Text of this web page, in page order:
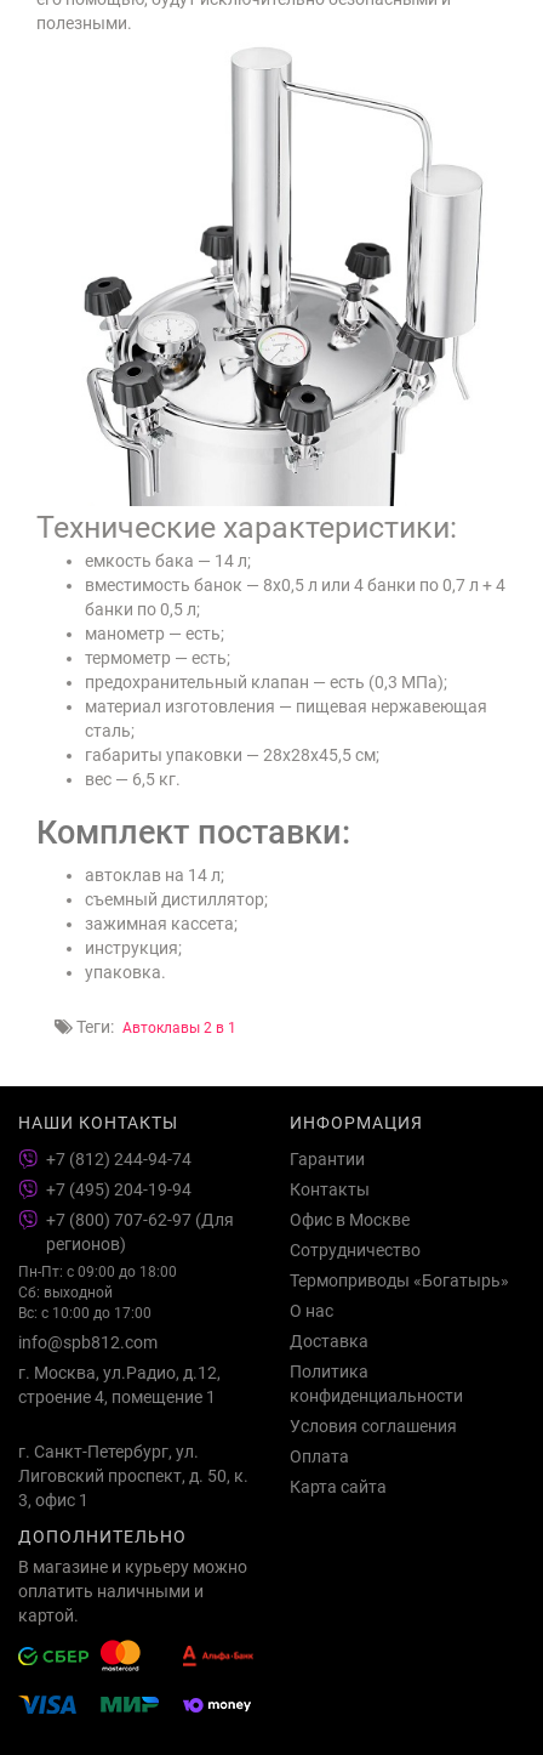
полезными.
Технические характеристики:
емкость бака — 14 л;
вместимость банок — 8х0,5 л или 4 банки по 0,7 л + 4
банки по 0,5 л;
манометр — есть;
термометр — есть;
предохранительный клапан — есть (0,3 МПа);
материал изготовления — пищевая нержавеющая
сталь;
габариты упаковки — 28х28х45,5 см;
вес — 6,5 кг.
Комплект поставки:
автоклав на 14 л;
съемный дистиллятор;
зажимная кассета;
инструкция;
упаковка.
Теги: Автоклавы 2 в 1
НАШИ КОНТАКТЫ
+7 (812) 244-94-74
+7 (495) 204-19-94
+7 (800) 707-62-97 (Для
регионов)
Пн-Пт: с 09:00 до 18:00
Сб: выходной
Вс: с 10:00 до 17:00
info@spb812.com
г. Москва, ул.Радио, д.12,
строение 4, помещение 1
г. Санкт-Петербург, ул.
Лиговский проспект, д. 50, к.
3, офис 1
ИНФОРМАЦИЯ
Гарантии
Контакты
Офис в Москве
Сотрудничество
Термоприводы «Богатырь»
О нас
Доставка
Политика
конфиденциальности
Условия соглашения
Оплата
Карта сайта
ДОПОЛНИТЕЛЬНО
В магазине и курьеру можно
оплатить наличными и
картой.